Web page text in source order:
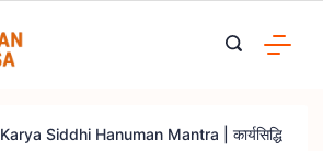
Karya Siddhi Hanuman Mantra | कार्यसिद्धि